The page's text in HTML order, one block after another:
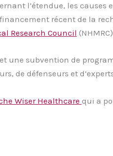
l’étendue, les
récent de la
Research Council
une subvention de
de défenseurs et
Wiser Healthcare qui a